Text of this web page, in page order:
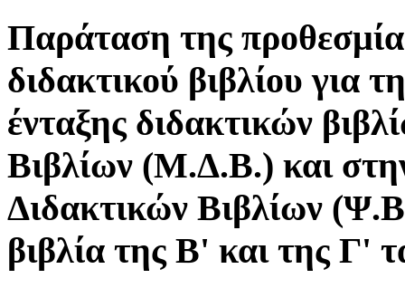
Παράταση της
διδακτικού βιβλίου για
ένταξης διδακτικών
Βιβλίων (Μ.Δ.Β.) και
Διδακτικών Βιβλίων
βιβλία της Β' και της Γ'